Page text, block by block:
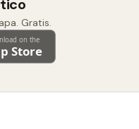
Gratis.